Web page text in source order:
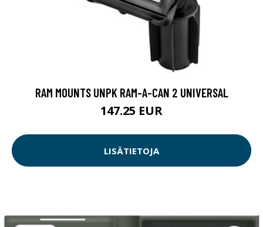
RAM MOUNTS UNPK RAM-A-CAN 2 UNIVERSAL
147.25 EUR
LISÄTIETOJA